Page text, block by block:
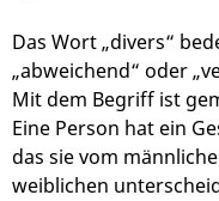
Das Wort „divers“
„abweichend“ oder
Mit dem Begriff ist
Eine Person hat ein
das sie vom
weiblichen